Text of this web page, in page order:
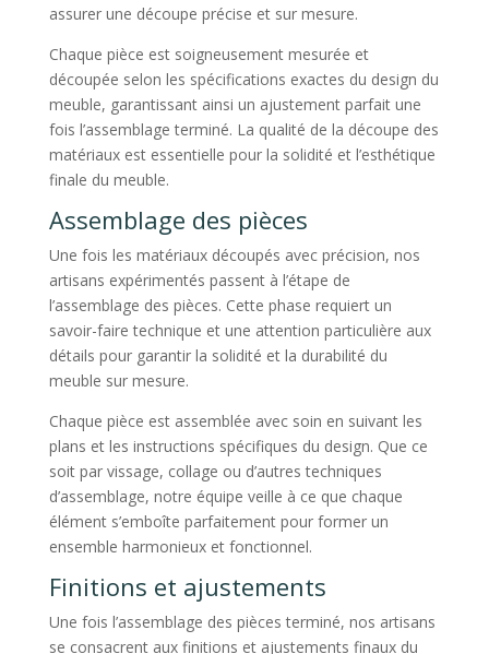
assurer une découpe précise et sur mesure.
Chaque pièce est soigneusement mesurée et
découpée selon les spécifications exactes du design du
meuble, garantissant ainsi un ajustement parfait une
fois l’assemblage terminé. La qualité de la découpe des
matériaux est essentielle pour la solidité et l’esthétique
finale du meuble.
Assemblage des pièces
Une fois les matériaux découpés avec précision, nos
artisans expérimentés passent à l’étape de
l’assemblage des pièces. Cette phase requiert un
savoir-faire technique et une attention particulière aux
détails pour garantir la solidité et la durabilité du
meuble sur mesure.
Chaque pièce est assemblée avec soin en suivant les
plans et les instructions spécifiques du design. Que ce
soit par vissage, collage ou d’autres techniques
d’assemblage, notre équipe veille à ce que chaque
élément s’emboîte parfaitement pour former un
ensemble harmonieux et fonctionnel.
Finitions et ajustements
Une fois l’assemblage des pièces terminé, nos artisans
se consacrent aux finitions et ajustements finaux du